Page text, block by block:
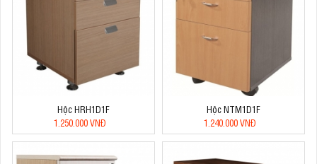
Hộc HRH1D1F
1.250.000 VNĐ
Hộc NTM1D1F
1.240.000 VNĐ